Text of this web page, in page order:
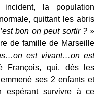
la population
quittant les abris
bon on peut sortir ?»
de famille de Marseille
est vivant…on est
qui, dès les
ses 2 enfants et
espérant survivre à ce